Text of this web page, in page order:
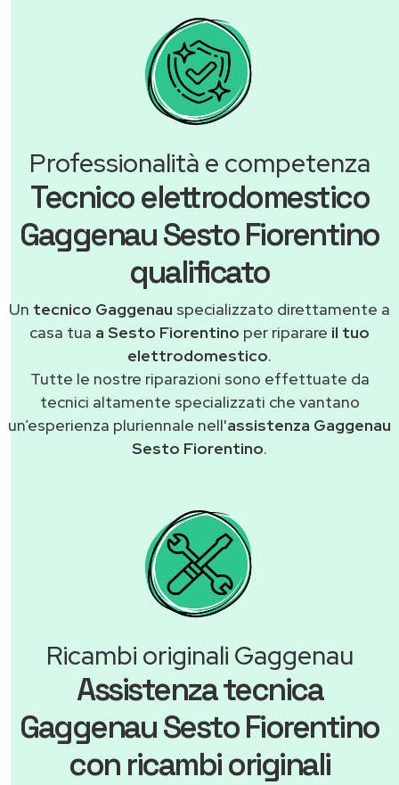
Professionalità e competenza
Tecnico elettrodomestico
Gaggenau Sesto Fiorentino
qualificato
Un tecnico Gaggenau specializzato direttamente a
casa tua a Sesto Fiorentino per riparare il tuo
elettrodomestico.
Tutte le nostre riparazioni sono effettuate da
tecnici altamente specializzati che vantano
un’esperienza pluriennale nell'assistenza Gaggenau
Sesto Fiorentino.
Ricambi originali Gaggenau
Assistenza tecnica
Gaggenau Sesto Fiorentino
con ricambi originali